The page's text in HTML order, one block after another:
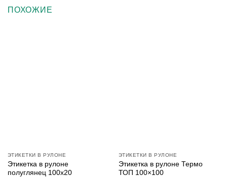
ПОХОЖИЕ
ЭТИКЕТКИ В РУЛОНЕ
Этикетка в рулоне
полуглянец 100х20
ЭТИКЕТКИ В РУЛОНЕ
Этикетка в рулоне Термо
ТОП 100×100